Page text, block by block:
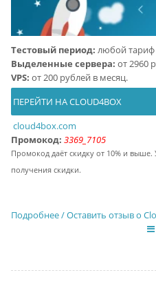
Тестовый период: любой тариф
Выделенные сервера: от 2960
VPS: от 200 рублей в месяц.
ПЕРЕЙТИ НА CLOUD4BOX
cloud4box.com
Промокод: 3369_7105
Промокод даёт скидку от 10% и выше.
получения скидки.
Подробнее / Оставить отзыв о